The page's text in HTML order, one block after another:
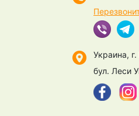
Украина,
бул. Леси